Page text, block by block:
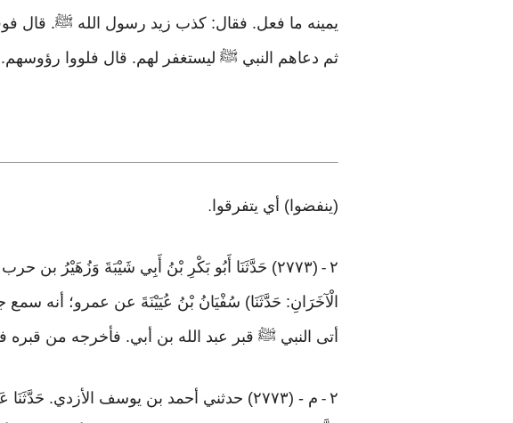
يمينه ما فعل. فقال: كذب زيد رسول الله ﷺ. قال
ثم دعاهم النبي ﷺ ليستغفر لهم. قال فلووا
(ينفضوا) أي يتفرقوا .
٢ -
(٢٧٧٣) حَدَّثَنَا أَبُو بَكْرِ بْنُ أَبِي شَيْبَةَ وَزُهَيْرُ
الْآخَرَانِ: حَدَّثَنَا) سُفْيَانُ بْنُ عُيَيْنَةَ عن عمرو؛ أنه سمع
أتى النبي ﷺ قبر عبد الله بن أبي. فأخرجه من
٢ -
م - (٢٧٧٣) حدثني أحمد بن يوسف الأزدي.